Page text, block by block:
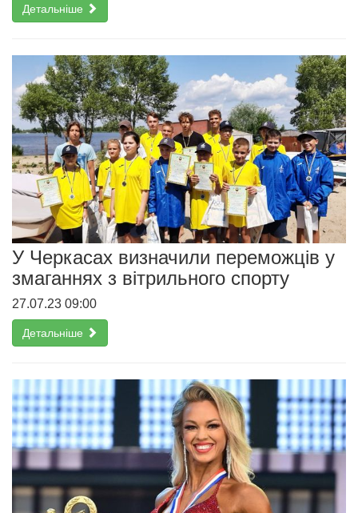
Детальніше
У Черкасах визначили переможців у
змаганнях з вітрильного спорту
27.07.23 09:00
Детальніше